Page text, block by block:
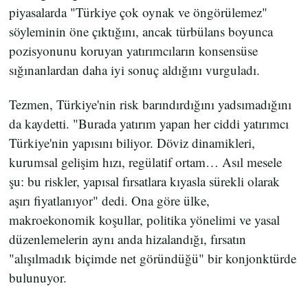
piyasalarda "Türkiye çok oynak ve öngörülemez"
söyleminin öne çıktığını, ancak türbülans boyunca
pozisyonunu koruyan yatırımcıların konsensüse
sığınanlardan daha iyi sonuç aldığını vurguladı.
Tezmen, Türkiye'nin risk barındırdığını yadsımadığını
da kaydetti. "Burada yatırım yapan her ciddi yatırımcı
Türkiye'nin yapısını biliyor. Döviz dinamikleri,
kurumsal gelişim hızı, regülatif ortam… Asıl mesele
şu: bu riskler, yapısal fırsatlara kıyasla sürekli olarak
aşırı fiyatlanıyor" dedi. Ona göre ülke,
makroekonomik koşullar, politika yönelimi ve yasal
düzenlemelerin aynı anda hizalandığı, fırsatın
"alışılmadık biçimde net göründüğü" bir konjonktürde
bulunuyor.